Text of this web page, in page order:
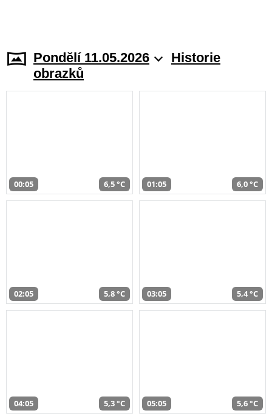
Pondělí 11.05.2026
Historie
obrazků
00:05 6,5 °C 01:05 6,0 °C
02:05 5,8 °C 03:05 5,4 °C
04:05 5,3 °C 05:05 5,6 °C